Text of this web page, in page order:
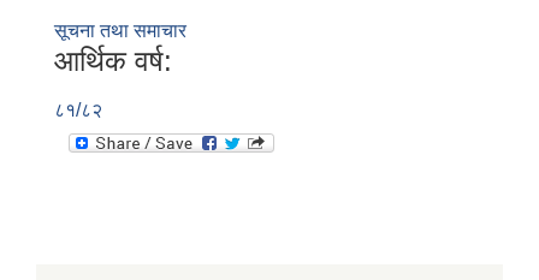
सूचना तथा समाचार
आर्थिक वर्ष:
८१/८२